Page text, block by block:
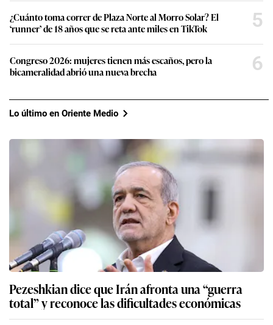
¿Cuánto toma correr de Plaza Norte al Morro Solar? El
‘runner’ de 18 años que se reta ante miles en TikTok
5
Congreso 2026: mujeres tienen más escaños, pero la
bicameralidad abrió una nueva brecha
6
Lo último en Oriente Medio
Pezeshkian dice que Irán afronta una “guerra
total” y reconoce las dificultades económicas